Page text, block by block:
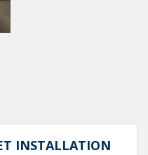
INSTALLATION